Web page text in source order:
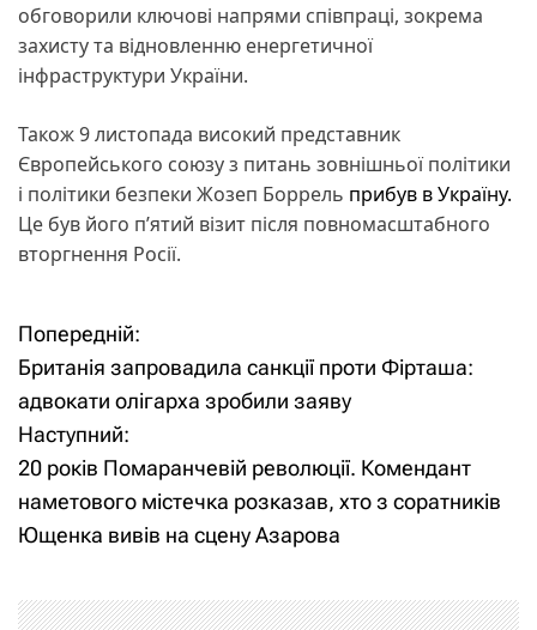
обговорили ключові напрями співпраці, зокрема
захисту та відновленню енергетичної
інфраструктури України.
Також 9 листопада високий представник
Європейського союзу з питань зовнішньої політики
і політики безпеки Жозеп Боррель прибув в Україну.
Це був його п’ятий візит після повномасштабного
вторгнення Росії.
Н
а
в
і
г
а
Попередній:
Британія запровадила санкції проти Фірташа:
адвокати олігарха зробили заяву
Наступний:
20 років Помаранчевій революції. Комендант
наметового містечка розказав, хто з соратників
Ющенка вивів на сцену Азарова